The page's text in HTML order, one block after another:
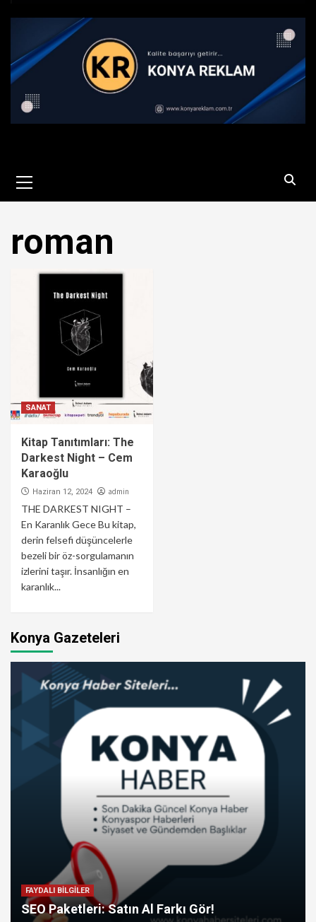
Menu
roman
SANAT
Kitap Tanıtımları: The
Darkest Night – Cem
Karaoğlu
Haziran 12, 2024 admin
THE DARKEST NIGHT –
En Karanlık Gece Bu kitap,
derin felsefi düşüncelerle
bezeli bir öz-sorgulamanın
izlerini taşır. İnsanlığın en
karanlık...
Konya Gazeteleri
FAYDALI BİLGİLER
SEO Paketleri: Satın Al Farkı Gör!